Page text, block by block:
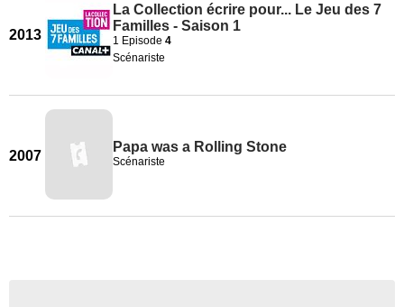
2013
La Collection écrire pour... Le Jeu des 7
Familles - Saison 1
1 Episode 4
Scénariste
2007
Papa was a Rolling Stone
Scénariste